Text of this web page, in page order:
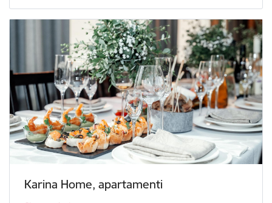
Karina Home, apartamenti